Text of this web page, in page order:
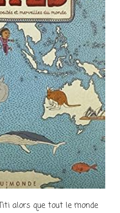
alors que tout le monde